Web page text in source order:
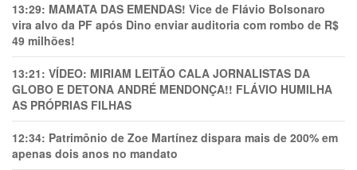
13:29: MAMATA DAS EMENDAS! Vice de Flávio Bolsonaro
vira alvo da PF após Dino enviar auditoria com rombo de R$
49 milhões!
13:21: VÍDEO: MIRIAM LEITÃO CALA JORNALISTAS DA
GLOBO E DETONA ANDRÉ MENDONÇA!! FLÁVIO HUMILHA
AS PRÓPRIAS FILHAS
12:34: Patrimônio de Zoe Martínez dispara mais de 200% em
apenas dois anos no mandato